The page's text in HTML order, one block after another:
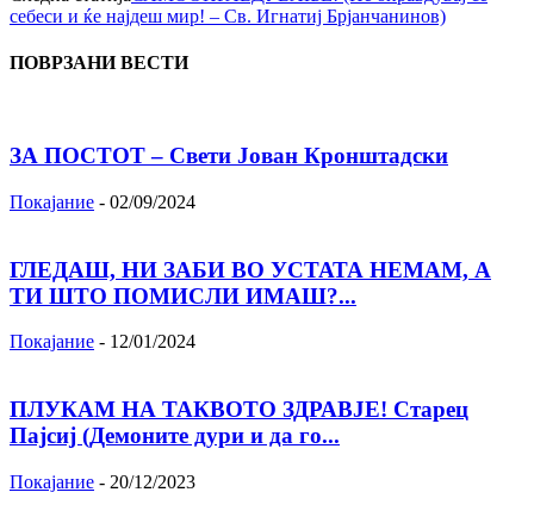
себеси и ќе најдеш мир! – Св. Игнатиј Брјанчанинов)
ПОВРЗАНИ ВЕСТИ
ЗА ПОСТОТ – Свети Јован Кронштадски
Покајание - 02/09/2024
ГЛЕДАШ, НИ ЗАБИ ВО УСТАТА НЕМАМ, А
ТИ ШТО ПОМИСЛИ ИМАШ?...
Покајание - 12/01/2024
ПЛУКАМ НА ТАКВОТО ЗДРАВЈЕ! Старец
Пајсиј (Демоните дури и да го...
Покајание - 20/12/2023